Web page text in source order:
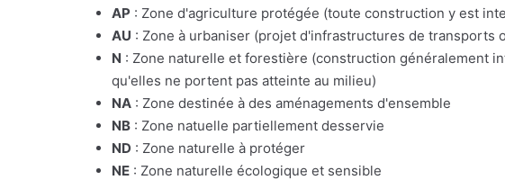
AP : Zone d'agriculture protégée (toute construction y est
AU : Zone à urbaniser (projet d'infrastructures de transports
N : Zone naturelle et forestière (construction généralement
qu'elles ne portent pas atteinte au milieu)
NA : Zone destinée à des aménagements d'ensemble
NB : Zone natuelle partiellement desservie
ND : Zone naturelle à protéger
NE : Zone naturelle écologique et sensible